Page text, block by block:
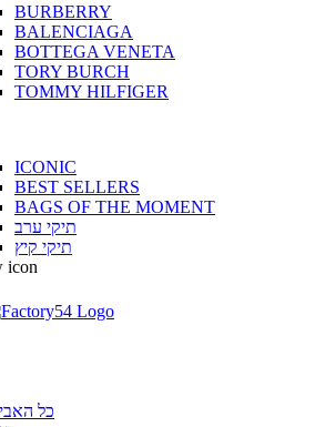
BURBERRY
BALENCIAGA
BOTTEGA VENETA
TORY BURCH
TOMMY HILFIGER
ICONIC
BEST SELLERS
BAGS OF THE MOMENT
תיקי ערב
תיקי קיץ
כל